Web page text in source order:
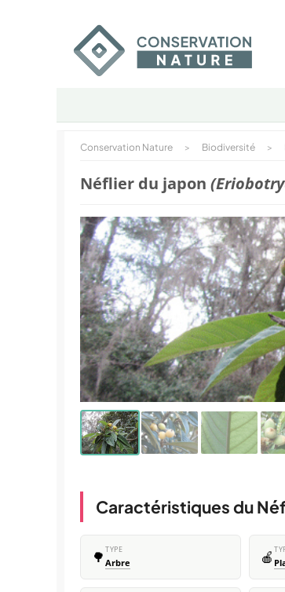
Conservation Nature > Biodiversité >
Néflier du japon
Caractéristiques du
🌳 TYPE
Arbre 🍎